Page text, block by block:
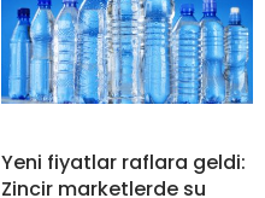
Yeni fiyatlar raflara geldi:
Zincir marketlerde su